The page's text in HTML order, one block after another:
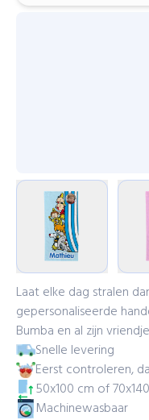
Laat elke dag stralen
gepersonaliseerde
Bumba en al zijn
Snelle levering
Eerst controleren,
50x100 cm of
Machinewasbaar